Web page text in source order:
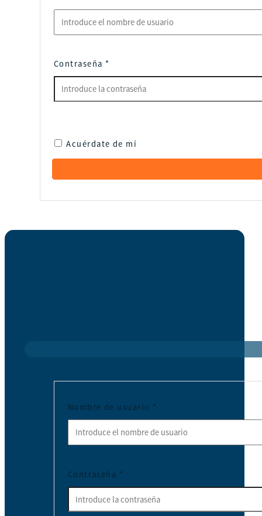
Contraseña *
Acuérdate de mí
Nombre de usuario *
Contraseña *